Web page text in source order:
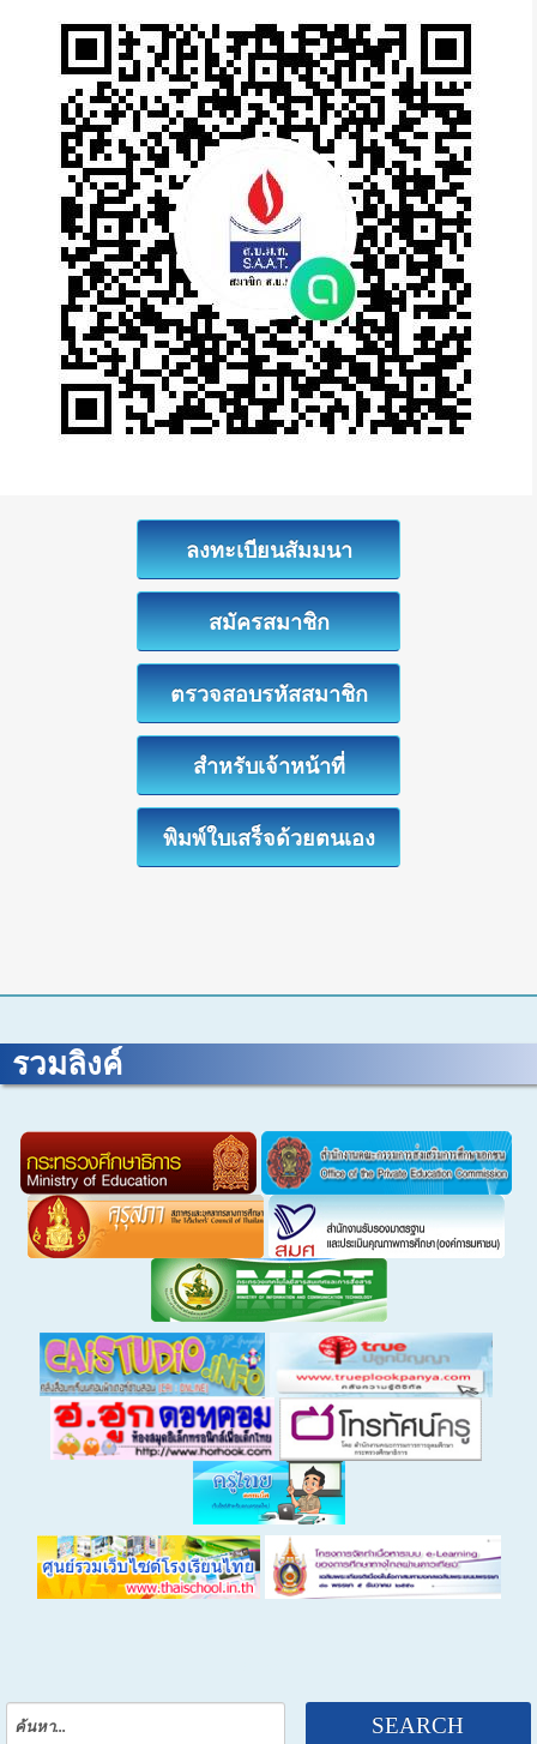
ลงทะเบียนสัมมนา
สมัครสมาชิก
ตรวจสอบรหัสสมาชิก
สำหรับเจ้าหน้าที่
พิมพ์ใบเสร็จด้วยตนเอง
รวมลิงค์
SEARCH